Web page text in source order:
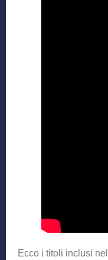
Ecco i titoli inclusi